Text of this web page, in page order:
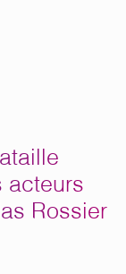
acteurs
Rossier